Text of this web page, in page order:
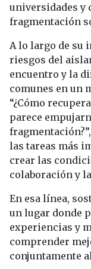
universidades y
fragmentación
A lo largo de su
riesgos del
encuentro y la
comunes en un
“¿Cómo
parece
las tareas más
crear las
colaboración y
En esa línea,
un lugar donde
experiencias y
comprender
conjuntamente